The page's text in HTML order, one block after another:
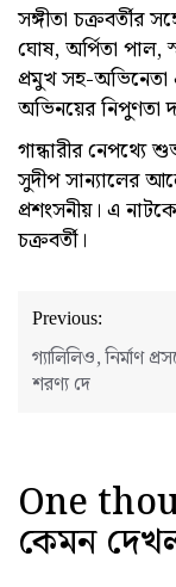
সঙ্গীতা চক্রবর্তীর
ঘোষ, অর্পিতা পাল,
প্রমুখ সহ-অভিনেতা
অভিনয়ের নিপুণতা
গান্ধারীর
সুদীপ সান্যালের
প্রশংসনীয়। এ
চক্রবর্তী।
Post
Previous:
গ্যালিলিও, নির্মাণ
শরণ্য দে
One
কেমন